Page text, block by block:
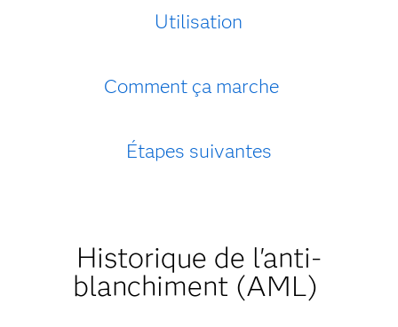
Utilisation
Comment ça marche
Étapes suivantes
Historique de l'anti-
blanchiment (AML)